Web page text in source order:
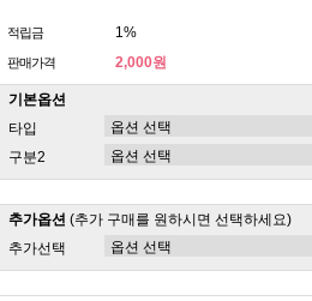
적립금 1%
판매가격 2,000원
기본옵션
타입
구분2
추가옵션 (추가 구매를 원하시면 선택하세요)
추가선택